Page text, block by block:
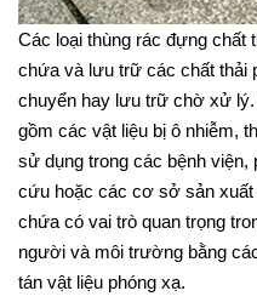
Các loại thùng rác đựng chất
chứa và lưu trữ các chất thải
chuyển hay lưu trữ chờ xử
gồm các vật liệu bị ô nhiễm,
sử dụng trong các bệnh
cứu hoặc các cơ sở sản xuất
chứa có vai trò quan trọng
người và môi trường bằng
tán vật liệu phóng xạ.